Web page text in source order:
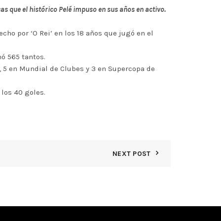
que el histórico Pelé impuso en sus años en activo.
por ‘O Rei’ en los 18 años que jugó en el
565 tantos.
en Mundial de Clubes y 3 en Supercopa de
40 goles.
NEXT POST